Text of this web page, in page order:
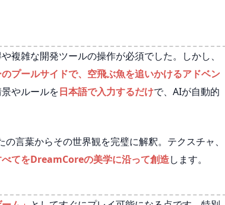
複雑な開発ツールの操作が必須でした。しかし、
のプールサイドで、空飛ぶ魚を追いかけるアドベン
やルールを日本語で入力するだけで、AIが自動的
言葉からその世界観を完璧に解釈。テクスチャ、
てをDreamCoreの美学に沿って創造します。